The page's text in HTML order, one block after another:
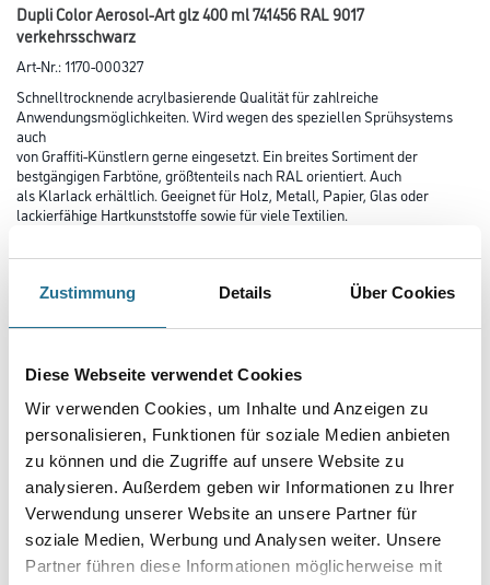
Zustimmung Details Über Cookies
Diese Webseite verwendet Cookies
Wir verwenden Cookies, um Inhalte und Anzeigen zu
personalisieren, Funktionen für soziale Medien anbieten
zu können und die Zugriffe auf unsere Website zu
analysieren. Außerdem geben wir Informationen zu Ihrer
Verwendung unserer Website an unsere Partner für
soziale Medien, Werbung und Analysen weiter. Unsere
Partner führen diese Informationen möglicherweise mit
Dupli Color Aerosol-Art glz 400 ml 741456 RAL 9017
verkehrsschwarz
Art-Nr.:1170-000327
Schnelltrocknende acrylbasierende Qualität für zahlreiche
Anwendungsmöglichkeiten. Wird wegen des speziellen Sprühsystems
auch
von Graffiti-Künstlern gerne eingesetzt. Ein breites Sortiment der
bestgängigen Farbtöne, größtenteils nach RAL orientiert. Auch
als Klarlack erhältlich. Geeignet für Holz, Metall, Papier, Glas oder
lackierfähige Hartkunststoffe sowie für viele Textilien.
Farbtonbezeichnung
Glanzgrad
Gebinde